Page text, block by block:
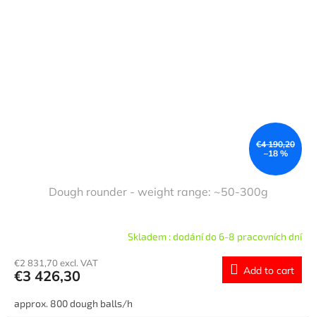
€4 190,20
–18 %
Dough rounder - weight range: ~50-300g
Skladem : dodání do 6-8 pracovních dní
€2 831,70 excl. VAT
€3 426,30 Add to cart
approx. 800 dough balls/h